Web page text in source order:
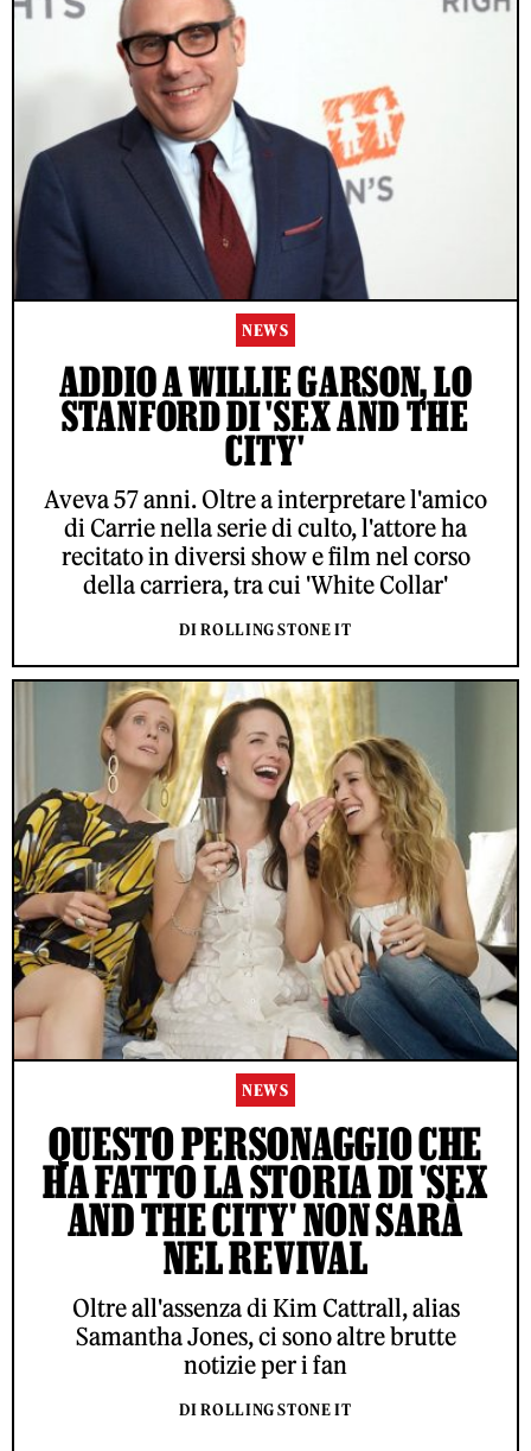
NEWS
ADDIO A WILLIE GARSON, LO
STANFORD DI 'SEX AND THE
CITY'
Aveva 57 anni. Oltre a interpretare l'amico
di Carrie nella serie di culto, l'attore ha
recitato in diversi show e film nel corso
della carriera, tra cui 'White Collar'
DI ROLLING STONE IT
NEWS
QUESTO PERSONAGGIO CHE
HA FATTO LA STORIA DI 'SEX
AND THE CITY' NON SARÀ
NEL REVIVAL
Oltre all'assenza di Kim Cattrall, alias
Samantha Jones, ci sono altre brutte
notizie per i fan
DI ROLLING STONE IT
ACCETTO LE NORME SUL TRATTAMENTO DEI DATI E
L'INVIO DELLA NEWSLETTER DI RS
© ROLLING STONE ITALIA 2026CONTATTI
PUBBLICITÀ
PRIVACYCONDIZIONI D'UTILIZZO